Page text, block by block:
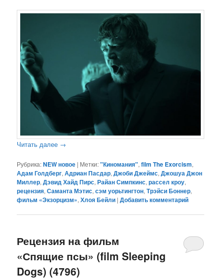
Читать далее →
Рубрика:NEW новое | Метки:"Киномания",film The Exorcism,
Адам Голдберг,Адриан Пасдар,Джоби Джеймс,Джошуа Джон
Миллер,Дэвид Хайд Пирс,Райан Симпкинс,рассел кроу,
рецензия,Саманта Мэтис,сэм уорьтингтон,Трэйси Боннер,
фильм «Экзорцизм»,Хлоя Бейли |Добавить комментарий
Рецензия на фильм
«Спящие псы» (film Sleeping
Dogs) (4796)